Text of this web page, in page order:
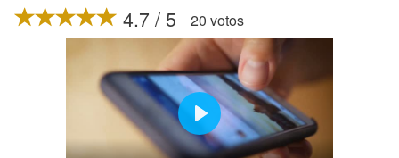
4.7 / 5 20 votos
Play